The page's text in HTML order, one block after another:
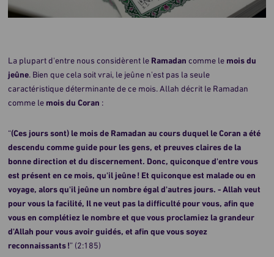
La plupart d'entre nous considèrent le Ramadan comme le mois du
jeûne. Bien que cela soit vrai, le jeûne n'est pas la seule
caractéristique déterminante de ce mois. Allah décrit le Ramadan
comme le mois du Coran :
“(Ces jours sont) le mois de Ramadan au cours duquel le Coran a été
descendu comme guide pour les gens, et preuves claires de la
bonne direction et du discernement. Donc, quiconque d'entre vous
est présent en ce mois, qu'il jeûne ! Et quiconque est malade ou en
voyage, alors qu'il jeûne un nombre égal d'autres jours. - Allah veut
pour vous la facilité, Il ne veut pas la difficulté pour vous, afin que
vous en complétiez le nombre et que vous proclamiez la grandeur
d'Allah pour vous avoir guidés, et afin que vous soyez
reconnaissants !” (2:185)